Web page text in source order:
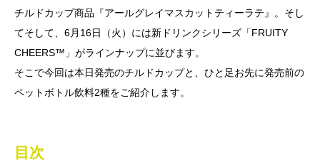
チルドカップ商品『アールグレイマスカットティーラテ』。そし
てそして、6月16日（火）には新ドリンクシリーズ「FRUITY
CHEERS™」がラインナップに並びます。
そこで今回は本日発売のチルドカップと、ひと足お先に発売前の
ペットボトル飲料2種をご紹介します。
目次